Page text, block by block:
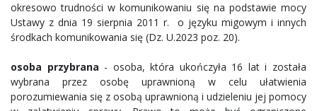
okresowo trudności w komunikowaniu się na podstawie mocy
Ustawy z dnia 19 sierpnia 2011 r. o języku migowym i innych
środkach komunikowania się (Dz. U.2023 poz. 20).
osoba przybrana - osoba, która ukończyła 16 lat i została
wybrana przez osobę uprawnioną w celu ułatwienia
porozumiewania się z osobą uprawnioną i udzieleniu jej pomocy